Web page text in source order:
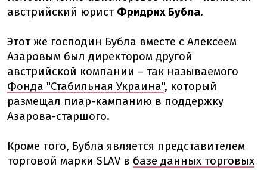
австрийский юрист Фридрих Бубла.
Этот же господин Бубла вместе с Алексеем
Азаровым был директором другой
австрийской компании – так называемого
Фонда "Стабильная Украина", который
размещал пиар-кампанию в поддержку
Азарова-старшого.
Кроме того, Бубла является представителем
торговой марки SLAV в базе данных торговых